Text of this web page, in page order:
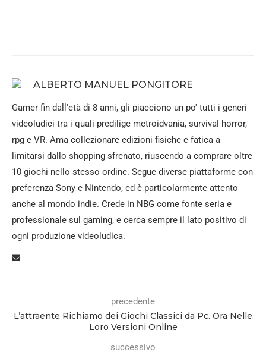
ALBERTO MANUEL PONGITORE
Gamer fin dall'età di 8 anni, gli piacciono un po' tutti i generi
videoludici tra i quali predilige metroidvania, survival horror,
rpg e VR. Ama collezionare edizioni fisiche e fatica a
limitarsi dallo shopping sfrenato, riuscendo a comprare oltre
10 giochi nello stesso ordine. Segue diverse piattaforme con
preferenza Sony e Nintendo, ed è particolarmente attento
anche al mondo indie. Crede in NBG come fonte seria e
professionale sul gaming, e cerca sempre il lato positivo di
ogni produzione videoludica.
precedente
L’attraente Richiamo dei Giochi Classici da Pc. Ora Nelle
Loro Versioni Online
successivo